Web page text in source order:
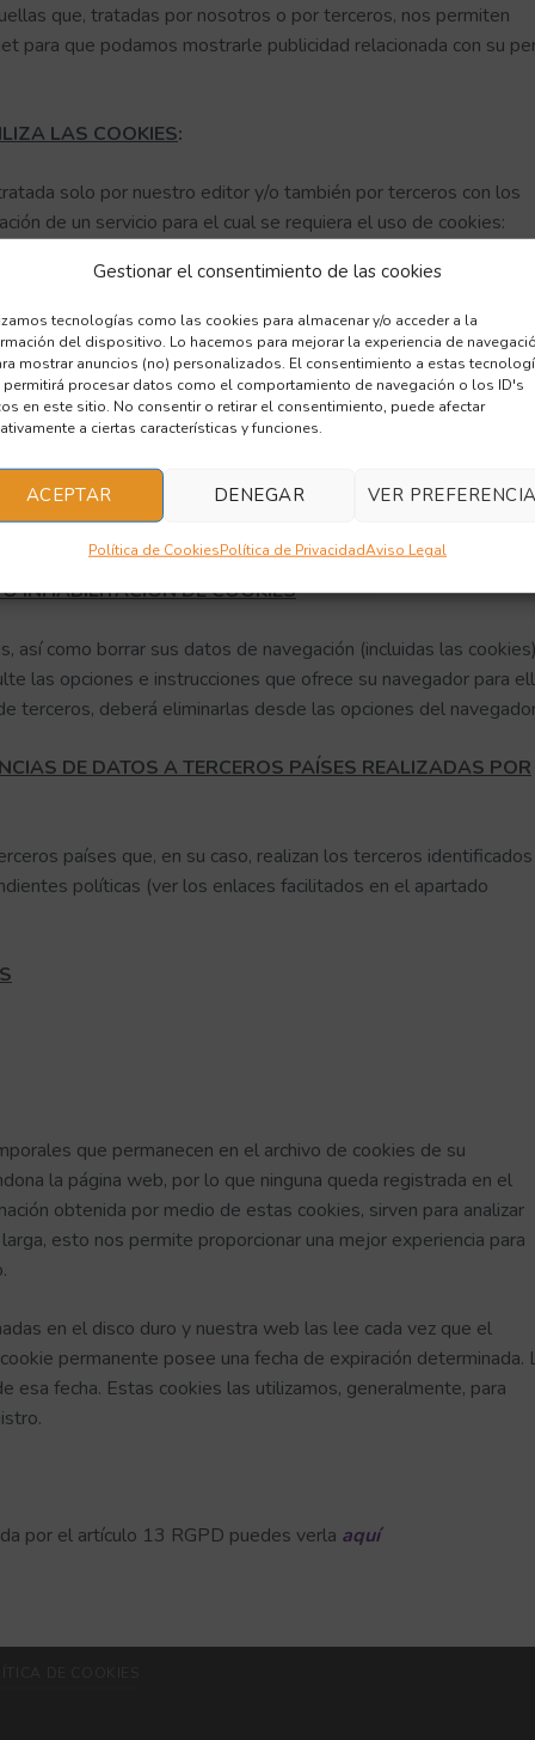
Gestionar el consentimiento de las cookies
tecnologías como las cookies para almacenar y/o acceder a la
del dispositivo. Lo hacemos para mejorar la experiencia de
mostrar anuncios (no) personalizados. El consentimiento a estas
permitirá procesar datos como el comportamiento de navegación o los ID's
en este sitio. No consentir o retirar el consentimiento, puede afectar
a ciertas características y funciones.
ACEPTAR DENEGAR VER
Política de CookiesPolítica de PrivacidadAviso Legal
que, tratadas por nosotros o por terceros, nos permiten
para que podamos mostrarle publicidad relacionada con su
LAS COOKIES:
solo por nuestro editor y/o también por terceros con los
de un servicio para el cual se requiera el uso de cookies:
envían a su equipo desde nuestros propios equipos o
nos solicita.
se envían a su equipo desde un equipo o dominio que no es
entidad colaboradora. Como, por ejemplo, las usadas por
Google Maps, las que permiten cuantificar el número de
estadístico de la utilización que hacen los usuarios del
navegación en nuestra página web con el fin de mejorar la
ofrecemos. + Conoce a los terceros
<link a la política de
INHABILITACIÓN DE COOKIES
así como borrar sus datos de navegación (incluidas las
las opciones e instrucciones que ofrece su navegador para
terceros, deberá eliminarlas desde las opciones del
DE DATOS A TERCEROS PAÍSES REALIZADAS POR
países que, en su caso, realizan los terceros identificados
políticas (ver los enlaces facilitados en el apartado
que permanecen en el archivo de cookies de su
la página web, por lo que ninguna queda registrada en el
obtenida por medio de estas cookies, sirven para analizar
esto nos permite proporcionar una mejor experiencia para
en el disco duro y nuestra web las lee cada vez que el
permanente posee una fecha de expiración determinada.
esa fecha. Estas cookies las utilizamos, generalmente, para
por el artículo 13 RGPD puedes verla aquí